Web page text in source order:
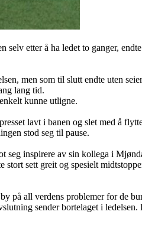
etter å ha ledet to ganger,
men som til slutt endte uten
lang tid.
kunne utligne.
lavt i banen og slet med å
stod seg til pause.
inspirere av sin kollega i
sett greit og spesielt
på all verdens problemer for de
sender bortelaget i ledelsen.